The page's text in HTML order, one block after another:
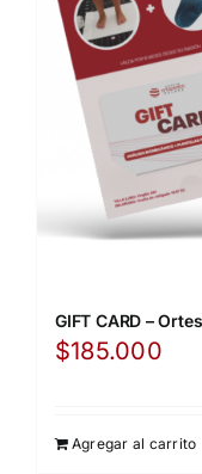
GIFT CARD –
$185.000
Agregar al carrito